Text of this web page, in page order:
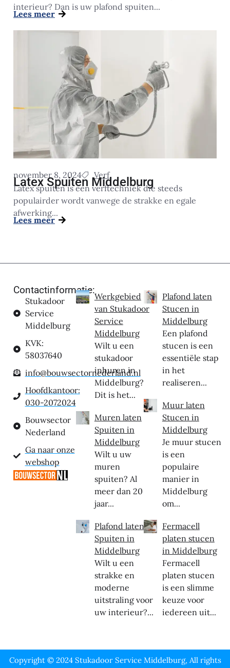
interieur? Dan is uw plafond spuiten...
Lees meer
november 8, 2024 Verf
Latex Spuiten Middelburg
Latex spuiten is een verftechniek die steeds
populairder wordt vanwege de strakke en egale
afwerking...
Lees meer
Contactinformatie:
Stukadoor
Service
Middelburg
KVK:
58037640
info@bouwsectornederland.nl
Hoofdkantoor:
030-2072024
Bouwsector
Nederland
Ga naar onze
webshop
Werkgebied
van Stukadoor
Service
Middelburg
Wilt u een
stukadoor
inhuren in
Middelburg?
Dit is het...
Muren laten
Spuiten in
Middelburg
Wilt u uw
muren
spuiten? Al
meer dan 20
jaar...
Plafond laten
Spuiten in
Middelburg
Wilt u een
strakke en
moderne
uitstraling voor
uw interieur?...
Plafond laten
Stucen in
Middelburg
Een plafond
stucen is een
essentiële stap
in het
realiseren...
Muur laten
Stucen in
Middelburg
Je muur stucen
is een
populaire
manier in
Middelburg
om...
Fermacell
platen stucen
in Middelburg
Fermacell
platen stucen
is een slimme
keuze voor
iedereen uit...
Copyright © 2024 Stukadoor Service Middelburg, All rights